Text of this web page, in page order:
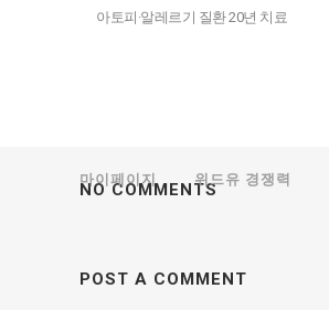
아토피·알레르기 질환 20년 치료
마이페이지 위드유 경쟁력
NO COMMENTS
POST A COMMENT